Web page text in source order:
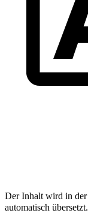
Der Inhalt wird in der
automatisch übersetzt.